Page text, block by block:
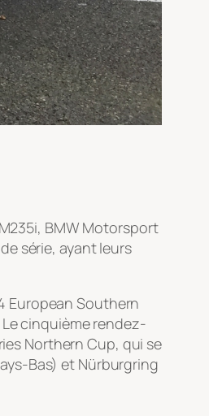
BMW Motorsport
série, ayant leurs
European Southern
cinquième rendez-
Northern Cup, qui se
Bas) et Nürburgring